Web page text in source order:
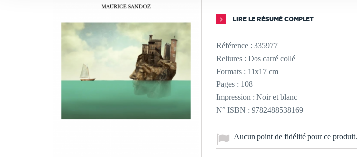
LIRE LE RÉSUMÉ COMPLET
Référence : 335977
Reliures : Dos carré collé
Formats : 11x17 cm
Pages : 108
Impression : Noir et blanc
N° ISBN : 9782488538169
Aucun point de fidélité pour ce produit.